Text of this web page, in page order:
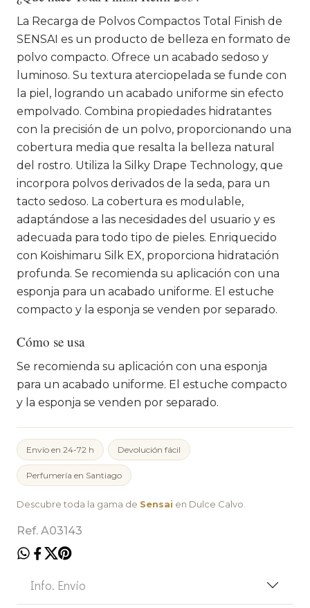
La Recarga de Polvos Compactos Total Finish de
SENSAI es un producto de belleza en formato de
polvo compacto. Ofrece un acabado sedoso y
luminoso. Su textura aterciopelada se funde con
la piel, logrando un acabado uniforme sin efecto
empolvado. Combina propiedades hidratantes
con la precisión de un polvo, proporcionando una
cobertura media que resalta la belleza natural
del rostro. Utiliza la Silky Drape Technology, que
incorpora polvos derivados de la seda, para un
tacto sedoso. La cobertura es modulable,
adaptándose a las necesidades del usuario y es
adecuada para todo tipo de pieles. Enriquecido
con Koishimaru Silk EX, proporciona hidratación
profunda. Se recomienda su aplicación con una
esponja para un acabado uniforme. El estuche
compacto y la esponja se venden por separado.
Cómo se usa
Se recomienda su aplicación con una esponja
para un acabado uniforme. El estuche compacto
y la esponja se venden por separado.
Envío en 24-72 h Devolución fácil
Perfumería en Santiago
Descubre toda la gama de Sensai en Dulce Calvo.
Ref. A03143
Info. Envío